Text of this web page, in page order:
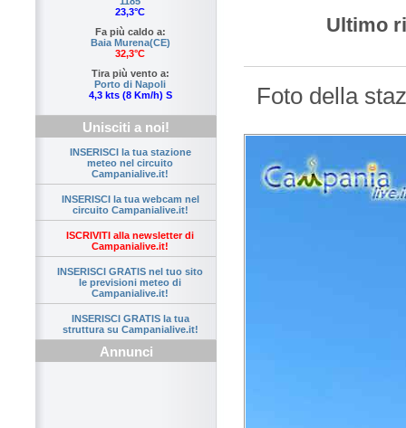
23,3°C
Fa più caldo a:
Baia Murena(CE)
32,3°C
Tira più vento a:
Porto di Napoli
4,3 kts (8 Km/h) S
Unisciti a noi!
INSERISCI la tua stazione
meteo nel circuito
Campanialive.it!
INSERISCI la tua webcam nel
circuito Campanialive.it!
ISCRIVITI alla newsletter di
Campanialive.it!
INSERISCI GRATIS nel tuo sito
le previsioni meteo di
Campanialive.it!
INSERISCI GRATIS la tua
struttura su Campanialive.it!
Annunci
Ultimo
Foto della